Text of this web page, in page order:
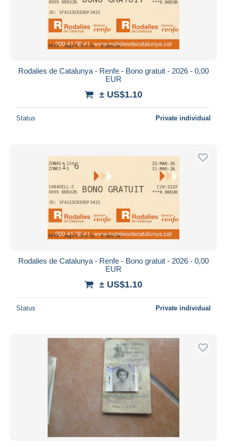
Rodalies de Catalunya - Renfe - Bono gratuit - 2026 - 0,00
EUR
± US$1.10
Status Private individual
Rodalies de Catalunya - Renfe - Bono gratuit - 2026 - 0,00
EUR
± US$1.10
Status Private individual